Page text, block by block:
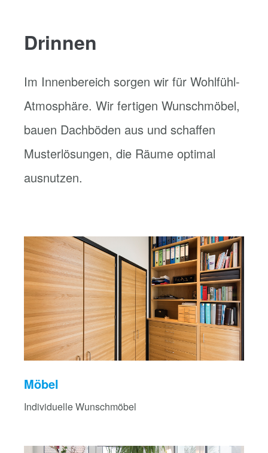
Drinnen
Im Innenbereich sorgen wir für Wohlfühl-
Atmosphäre. Wir fertigen Wunschmöbel,
bauen Dachböden aus und schaffen
Musterlösungen, die Räume optimal
ausnutzen.
Möbel
Individuelle Wunschmöbel